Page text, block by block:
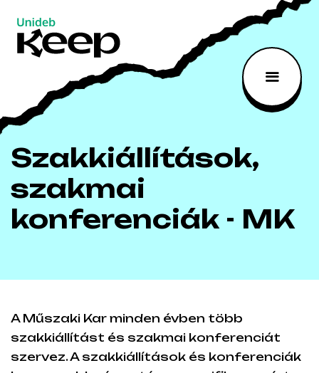
Szakkiállítások,
szakmai
konferenciák
-
MK
|
Unideb
tartalomra
navigáció
Szakkiállítások,
szakmai
konferenciák - MK
A Műszaki Kar minden évben több
szakkiállítást és szakmai konferenciát
szervez. A szakkiállítások és konferenciák